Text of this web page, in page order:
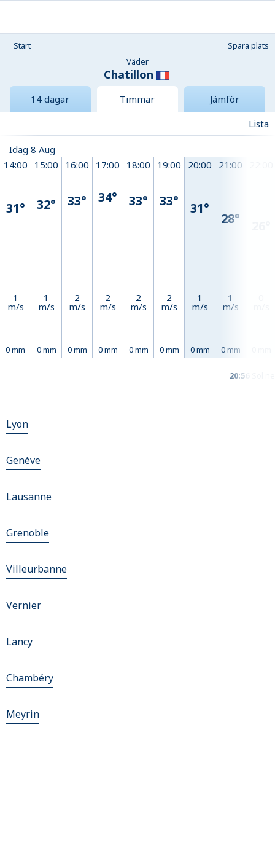
Start
Spara plats
Väder
Chatillon
14 dagar Timmar
Jämför
Lista
Idag 8 Aug
14:00
31°
1
m/s
0 mm
15:00
32°
1
m/s
0 mm
16:00
33°
2
m/s
0 mm
17:00
34°
2
m/s
0 mm
18:00
33°
2
m/s
0 mm
19:00
33°
2
m/s
0 mm
20:00
31°
1
m/s
0 mm
21:00
28°
1
m/s
0 mm
20:56
Lyon
Genève
Lausanne
Grenoble
Villeurbanne
Vernier
Lancy
Chambéry
Meyrin